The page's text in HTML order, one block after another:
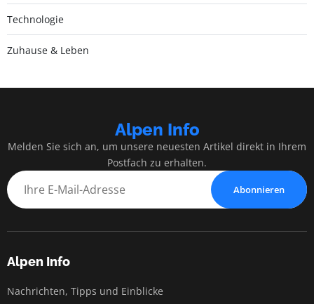
Technologie
Zuhause & Leben
Alpen Info
Melden Sie sich an, um unsere neuesten Artikel direkt in Ihrem
Postfach zu erhalten.
Abonnieren
Alpen Info
Nachrichten, Tipps und Einblicke